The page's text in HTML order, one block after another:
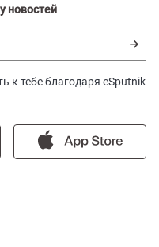
новостей
к тебе благодаря eSputnik